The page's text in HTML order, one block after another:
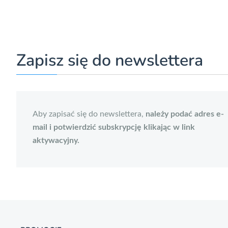
Zapisz się do newslettera
Aby zapisać się do newslettera, należy podać adres e-
mail i potwierdzić subskrypcję klikając w link
aktywacyjny.